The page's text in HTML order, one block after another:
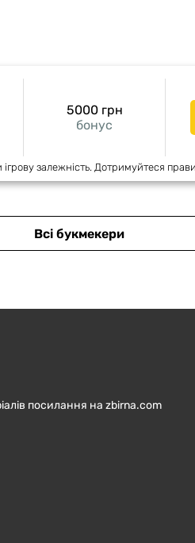
бонус
5000 грн
залежність. Дотримуйтеся
Всі букмекери
посилання на zbirna.com